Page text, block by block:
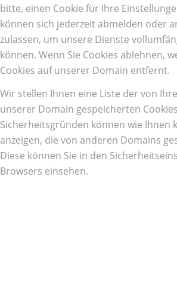
bitte, einen Cookie für Ihre
können sich jederzeit abmelden oder
zulassen, um unsere Dienste
können. Wenn Sie Cookies ablehnen,
Cookies auf unserer Domain entfernt.
Wir stellen Ihnen eine Liste der von
unserer Domain gespeicherten
Sicherheitsgründen können wie Ihnen
anzeigen, die von anderen Domains
Diese können Sie in den
Browsers einsehen.